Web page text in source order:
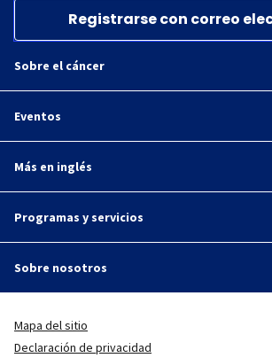
Registrarse con correo
Sobre el cáncer
Eventos
Más en inglés
Programas y servicios
Sobre nosotros
Mapa del sitio
Declaración de privacidad